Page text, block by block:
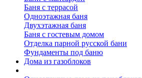
Баня с террасой
Одноэтажная баня
Двухэтажная баня
Баня с гостевым домом
Отделка парной русской бани
Фундаменты под баню
Дома из газоблоков